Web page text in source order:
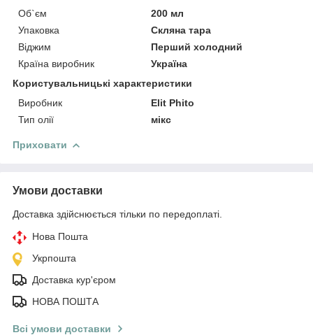
Об`єм
200 мл
Упаковка
Скляна тара
Віджим
Перший холодний
Країна виробник
Україна
Користувальницькі характеристики
Виробник
Elit Phito
Тип олії
мікс
Приховати
Умови доставки
Доставка здійснюється тільки по передоплаті.
Нова Пошта
Укрпошта
Доставка кур'єром
НОВА ПОШТА
Всі умови доставки